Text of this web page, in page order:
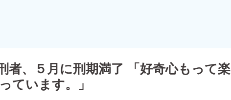
者、５月に刑期満了 「好奇心もって楽
ています。」